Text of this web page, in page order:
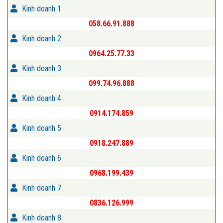
Kinh doanh 1
058.66.91.888
Kinh doanh 2
0964.25.77.33
Kinh doanh 3
099.74.96.888
Kinh doanh 4
0914.174.859
Kinh doanh 5
0918.247.889
Kinh doanh 6
0968.199.439
Kinh doanh 7
0836.126.999
Kinh doanh 8